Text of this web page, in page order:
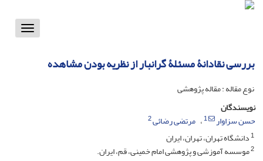
Toggle
بررسی نقادانۀ مسئلۀ گران‏بار از نظریه بودن مشاهده
نوع مقاله : مقاله پژوهشی
نویسندگان
حسن سزاوار
1 مرتضی رضائی2
1دانشگاه تهران، تهران، ایران
2موسسه آموزشی و پژوهشی امام خمینی، قم، ایران.